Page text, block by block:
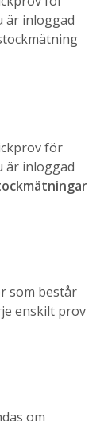
är inloggad
för
är inloggad
som består
enskilt prov
om